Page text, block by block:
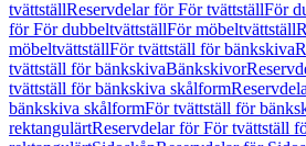
tvättställReservdelar för För tvättställFör
för För dubbeltvättställFör möbeltvättställ
möbeltvättställFör tvättställ för bänkskiva
tvättställ för bänkskivaBänkskivor
tvättställ för bänkskiva skålform
bänkskiva skålformFör tvättställ för
rektangulärtReservdelar för För tvättställ